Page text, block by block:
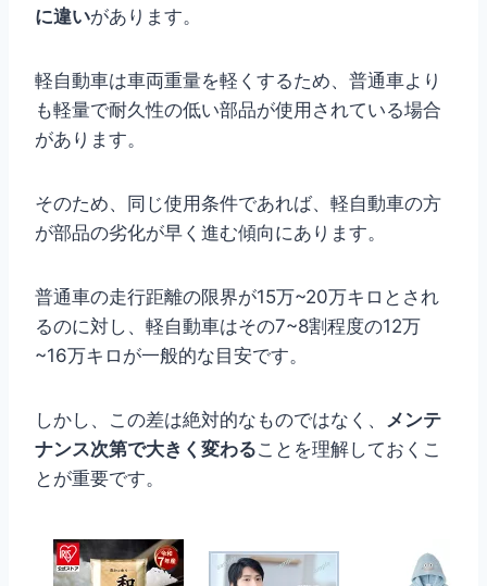
に違いがあります。
軽自動車は車両重量を軽くするため、普通車より
も軽量で耐久性の低い部品が使用されている場合
があります。
そのため、同じ使用条件であれば、軽自動車の方
が部品の劣化が早く進む傾向にあります。
普通車の走行距離の限界が15万~20万キロとされ
るのに対し、軽自動車はその7~8割程度の12万
~16万キロが一般的な目安です。
しかし、この差は絶対的なものではなく、 メンテ
ナンス次第で大きく変わることを理解しておくこ
とが重要です。